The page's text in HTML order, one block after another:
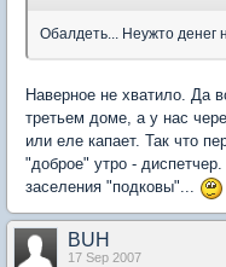
Обалдеть... Неужто денег
Наверное не хватило. Да
третьем доме, а у нас
или еле капает. Так что
"доброе" утро -
заселения "подковы"...
BUH
17 Sep 2007